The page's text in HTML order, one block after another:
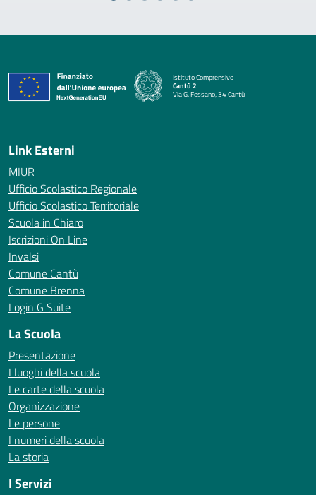
Istituto Comprensivo
Cantù 2
Via G. Fossano, 34 Cantù
— Visita la pagina iniziale della scuola
Link Esterni
MIUR
Ufficio Scolastico Regionale
Ufficio Scolastico Territoriale
Scuola in Chiaro
Iscrizioni On Line
Invalsi
Comune Cantù
Comune Brenna
Login G Suite
La Scuola
Presentazione
I luoghi della scuola
Le carte della scuola
Organizzazione
Le persone
I numeri della scuola
La storia
I Servizi